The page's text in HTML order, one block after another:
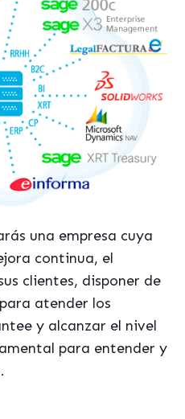
una empresa cuya
continua, el
clientes, disponer de
atender los
ee y alcanzar el nivel
para entender y